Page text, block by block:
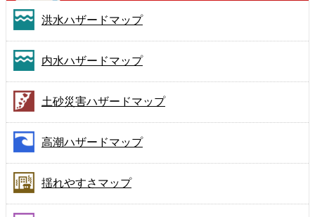
洪水ハザードマップ
内水ハザードマップ
土砂災害ハザードマップ
高潮ハザードマップ
揺れやすさマップ